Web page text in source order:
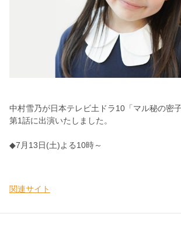
中村雪乃が日本テレビ土ドラ10「マル秘の密子
第1話に出演いたしました。
◆7月13日(土)よる10時～
関連サイト